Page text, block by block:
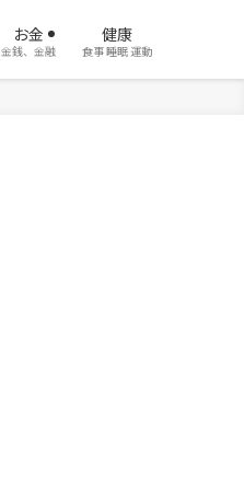
お金
金銭、金融
健康
食事 睡眠 運動